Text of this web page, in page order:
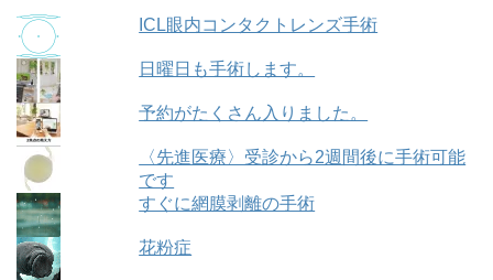
ICL眼内コンタクトレンズ手術
日曜日も手術します。
予約がたくさん入りました。
〈先進医療〉受診から2週間後に手術可能
です
すぐに網膜剥離の手術
花粉症